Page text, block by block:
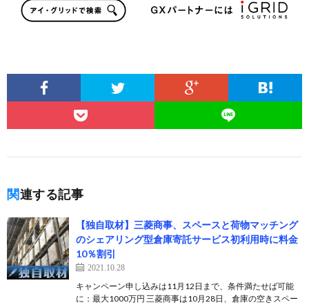
関連する記事
【独自取材】三菱商事、スペースと荷物マッチング
のシェアリング型倉庫寄託サービス初利用時に料金
10％割引
2021.10.28
キャンペーン申し込みは11月12日まで、条件満たせば可能
に：最大1000万円 三菱商事は10月28日、倉庫の空きスペー